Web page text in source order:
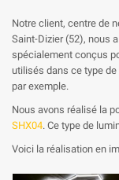
Notre client, centre de
Saint-Dizier (52), nous
spécialement conçus
utilisés dans ce type
par exemple.
Nous avons réalisé la
SHX04. Ce type de
Voici la réalisation en